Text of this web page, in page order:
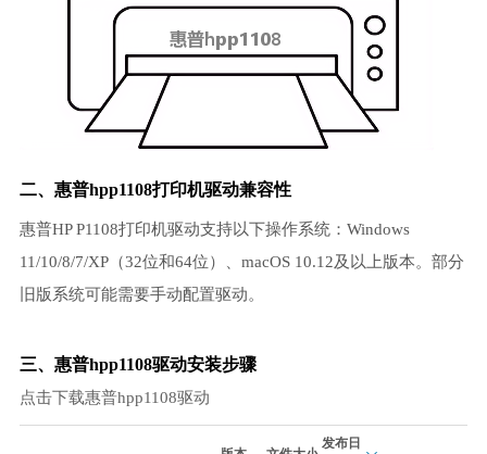
二、惠普hpp1108打印机驱动兼容性
惠普HP P1108打印机驱动支持以下操作系统：Windows
11/10/8/7/XP（32位和64位）、macOS 10.12及以上版本。部分
旧版系统可能需要手动配置驱动。
三、惠普hpp1108驱动安装步骤
点击下载惠普hpp1108驱动
发布日